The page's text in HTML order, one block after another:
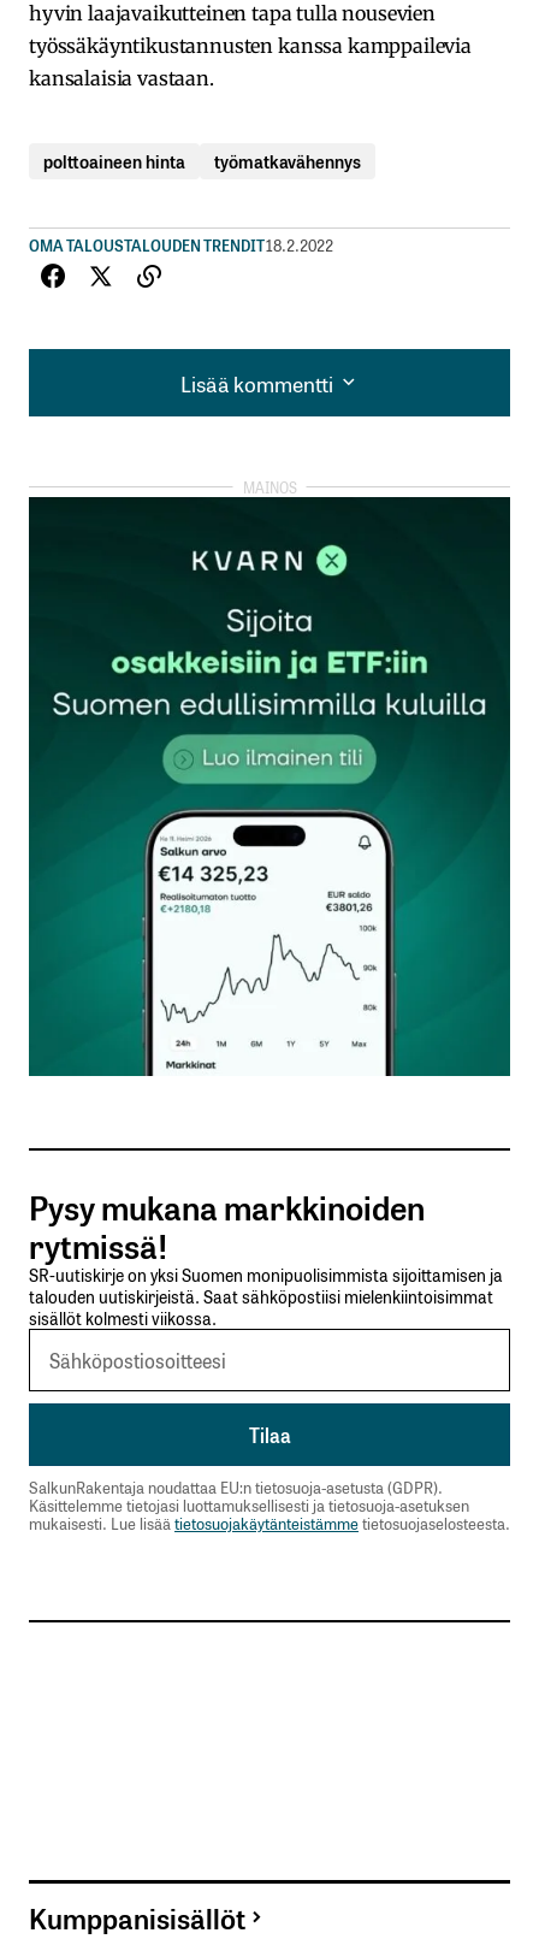
hyvin laajavaikutteinen tapa tulla nousevien
työssäkäyntikustannusten kanssa kamppailevia
kansalaisia vastaan.
polttoaineen hinta työmatkavähennys
OMA TALOUSTALOUDEN TRENDIT18.2.2022
Lisää kommentti
Lisää kommentti
kirjautua
rekisteröityä
Sähköpostiosoitettasi ei julkaista.Pakolliset
kentät on merkitty*
Kommentti*
Nimesi tai nimimerkkisi
Sähköpostiosoitteesi
Tilaa SalkunRakentajan uutiskirje
Lähetä kommentti
Pysy mukana markkinoiden
rytmissä!
SR-uutiskirje on yksi Suomen monipuolisimmista sijoittamisen ja
talouden uutiskirjeistä. Saat sähköpostiisi mielenkiintoisimmat
sisällöt kolmesti viikossa.
SalkunRakentaja noudattaa EU:n tietosuoja-asetusta (GDPR).
Käsittelemme tietojasi luottamuksellisesti ja tietosuoja-asetuksen
mukaisesti. Lue lisää tietosuojakäytänteistämmetietosuojaselosteesta.
Kumppanisisällöt